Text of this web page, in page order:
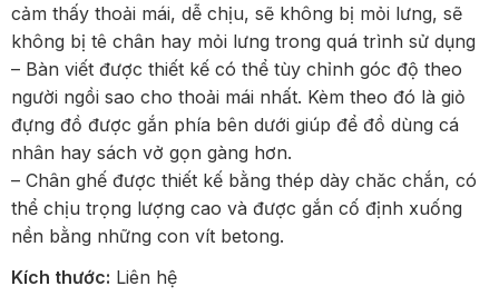
cảm thấy thoải mái, dễ chịu, sẽ không bị mỏi lưng, sẽ
không bị tê chân hay mỏi lưng trong quá trình sử dụng
– Bàn viết được thiết kế có thể tùy chỉnh góc độ theo
người ngồi sao cho thoải mái nhất. Kèm theo đó là giỏ
đựng đồ được gắn phía bên dưới giúp để đồ dùng cá
nhân hay sách vở gọn gàng hơn.
– Chân ghế được thiết kế bằng thép dày chăc chắn, có
thể chịu trọng lượng cao và được gắn cố định xuống
nền bằng những con vít betong.
Kích thước: Liên hệ